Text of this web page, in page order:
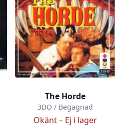
The Horde
3DO / Begagnad
Okänt – Ej i lager